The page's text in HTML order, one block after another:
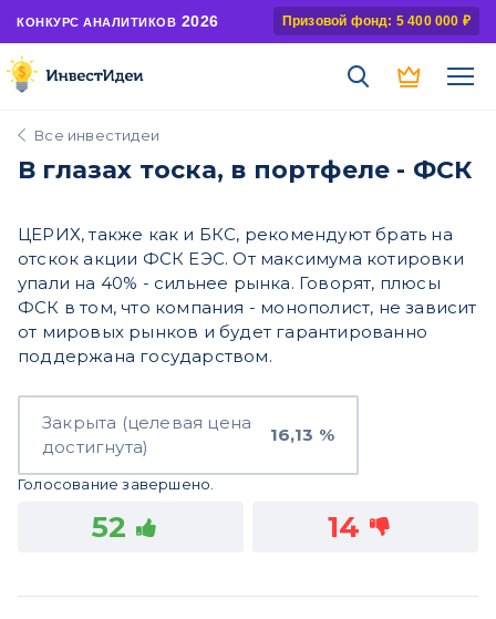
КОНКУРС АНАЛИТИКОВ 2026 Призовой фонд: 5 400 000 ₽
Все инвестидеи
В глазах тоска, в портфеле - ФСК
ЦЕРИХ, также как и БКС, рекомендуют брать на
отскок акции ФСК ЕЭС. От максимума котировки
упали на 40% - сильнее рынка. Говорят, плюсы
ФСК в том, что компания - монополист, не зависит
от мировых рынков и будет гарантированно
поддержана государством.
Закрыта (целевая цена
достигнута)
16,13 %
Голосование завершено.
52 14